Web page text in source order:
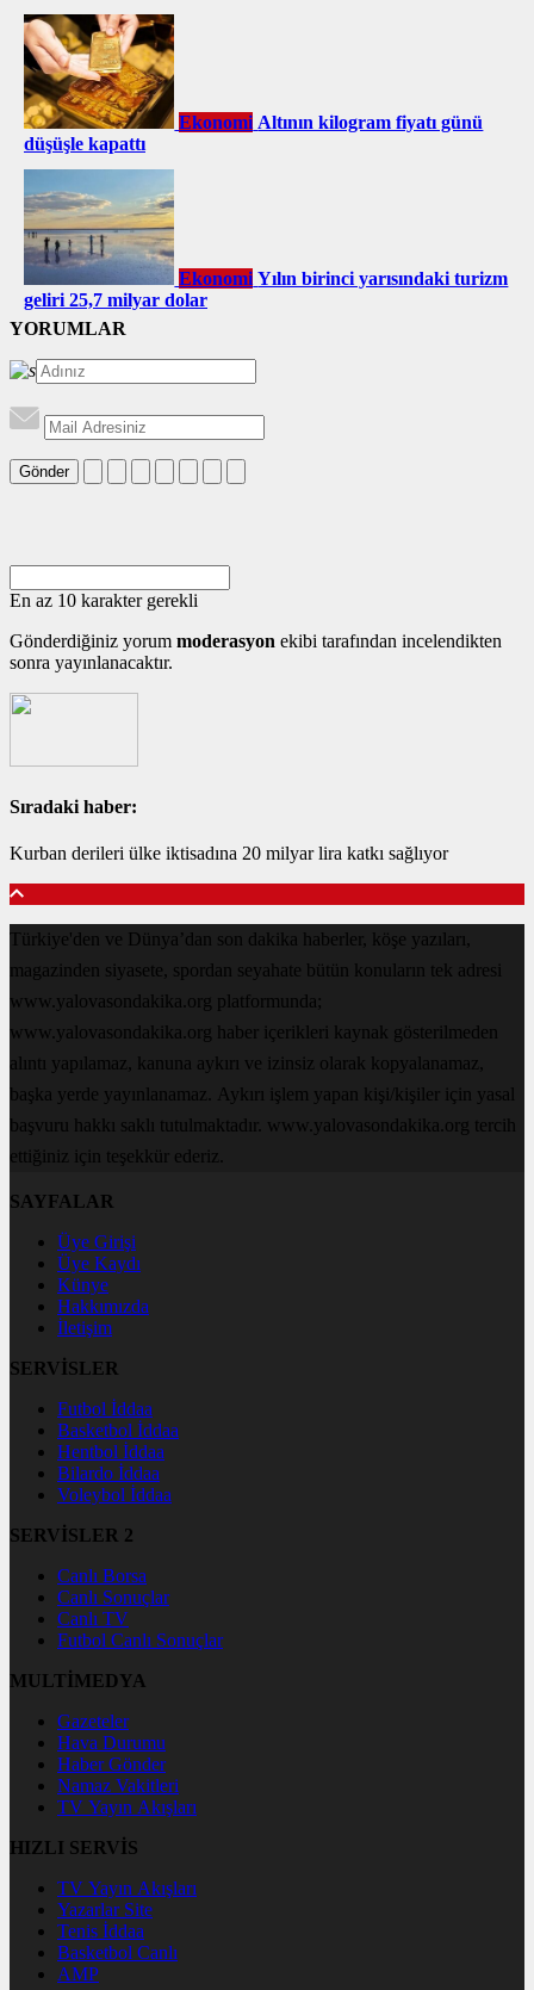
Ekonomi Altının kilogram fiyatı günü
düşüşle kapattı
Ekonomi Yılın birinci yarısındaki turizm
geliri 25,7 milyar dolar
YORUMLAR
Gönder
En az 10 karakter gerekli
Gönderdiğiniz yorum moderasyon ekibi tarafından incelendikten
sonra yayınlanacaktır.
Sıradaki haber:
Kurban derileri ülke iktisadına 20 milyar lira katkı sağlıyor
Türkiye'den ve Dünya’dan son dakika haberler, köşe yazıları,
magazinden siyasete, spordan seyahate bütün konuların tek adresi
www.yalovasondakika.org platformunda;
www.yalovasondakika.org haber içerikleri kaynak gösterilmeden
alıntı yapılamaz, kanuna aykırı ve izinsiz olarak kopyalanamaz,
başka yerde yayınlanamaz. Aykırı işlem yapan kişi/kişiler için yasal
başvuru hakkı saklı tutulmaktadır. www.yalovasondakika.org tercih
ettiğiniz için teşekkür ederiz.
SAYFALAR
Üye Girişi
Üye Kaydı
Künye
Hakkımızda
İletişim
SERVİSLER
Futbol İddaa
Basketbol İddaa
Hentbol İddaa
Bilardo İddaa
Voleybol İddaa
SERVİSLER 2
Canlı Borsa
Canlı Sonuçlar
Canlı TV
Futbol Canlı Sonuçlar
MULTİMEDYA
Gazeteler
Hava Durumu
Haber Gönder
Namaz Vakitleri
TV Yayın Akışları
HIZLI SERVİS
TV Yayın Akışları
Yazarlar Site
Tenis İddaa
Basketbol Canlı
AMP